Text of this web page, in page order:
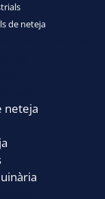
de neteja
neteja